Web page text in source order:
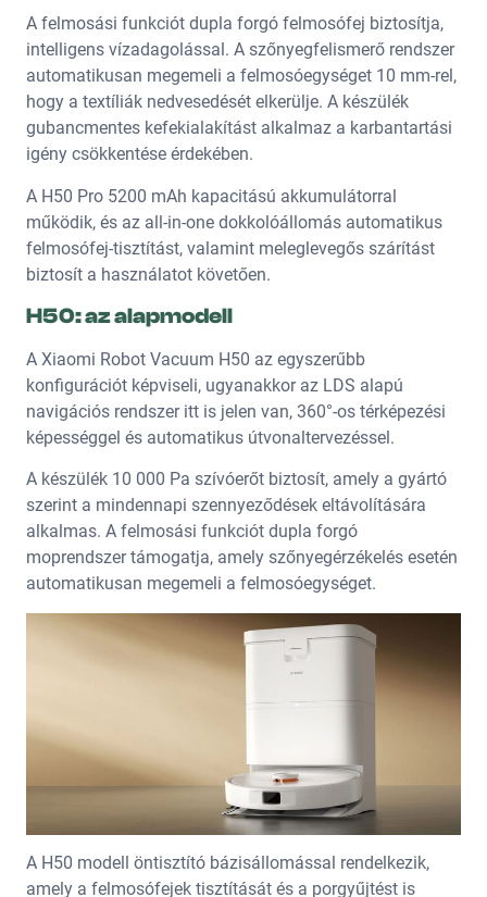
A felmosási funkciót dupla forgó felmosófej biztosítja,
intelligens vízadagolással. A szőnyegfelismerő rendszer
automatikusan megemeli a felmosóegységet 10 mm-rel,
hogy a textíliák nedvesedését elkerülje. A készülék
gubancmentes kefekialakítást alkalmaz a karbantartási
igény csökkentése érdekében.
A H50 Pro 5200 mAh kapacitású akkumulátorral
működik, és az all-in-one dokkolóállomás automatikus
felmosófej-tisztítást, valamint meleglevegős szárítást
biztosít a használatot követően.
H50: az alapmodell
A Xiaomi Robot Vacuum H50 az egyszerűbb
konfigurációt képviseli, ugyanakkor az LDS alapú
navigációs rendszer itt is jelen van, 360°-os térképezési
képességgel és automatikus útvonaltervezéssel.
A készülék 10 000 Pa szívóerőt biztosít, amely a gyártó
szerint a mindennapi szennyeződések eltávolítására
alkalmas. A felmosási funkciót dupla forgó
moprendszer támogatja, amely szőnyegérzékelés esetén
automatikusan megemeli a felmosóegységet.
A H50 modell öntisztító bázisállomással rendelkezik,
amely a felmosófejek tisztítását és a porgyűjtést is